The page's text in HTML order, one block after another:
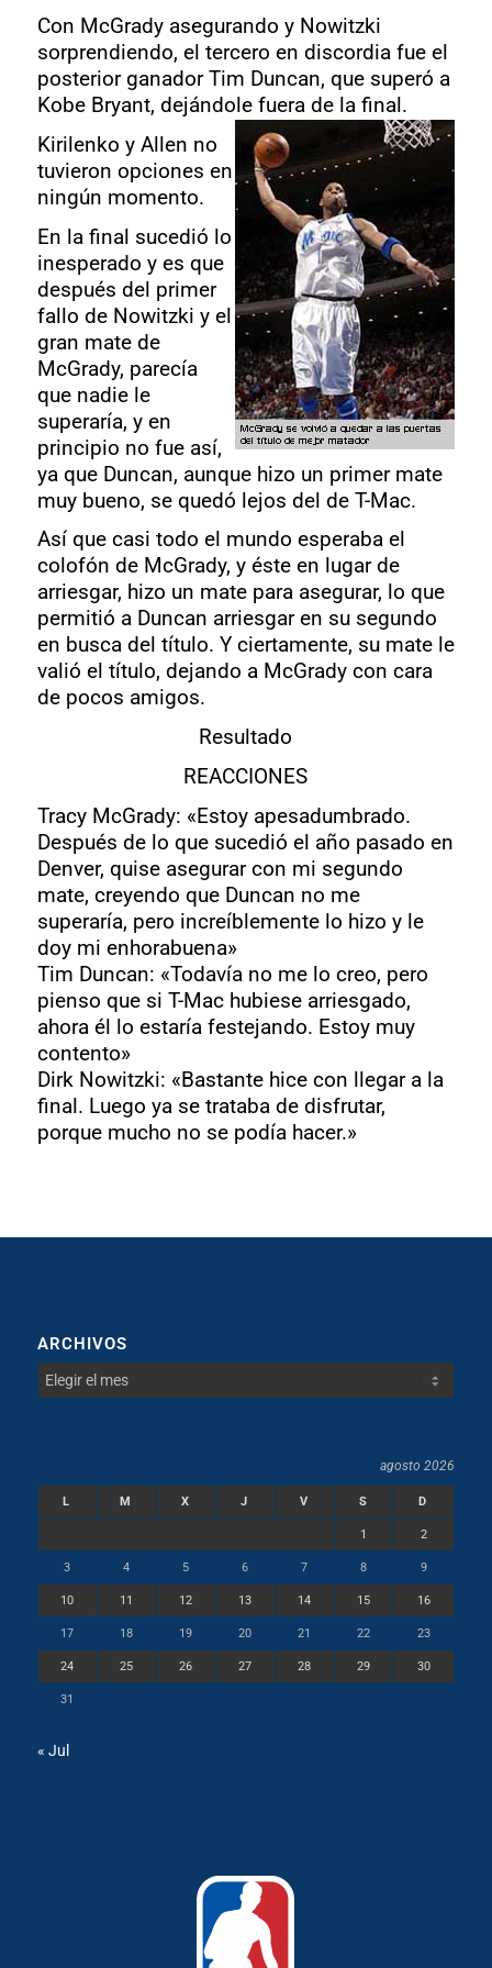
Con McGrady asegurando y Nowitzki
sorprendiendo, el tercero en discordia fue el
posterior ganador Tim Duncan, que superó a
Kobe Bryant, dejándolefuera de la final.
Kirilenko y Allen no
tuvieron opciones en
ningún momento.
En la final sucedió lo
inesperado y es que
después del primer
fallo de Nowitzki y el
gran mate de
McGrady, parecía
que nadie le
superaría, y en
principio no fue así,
ya que Duncan, aunque hizo un primer mate
muy bueno, se quedó lejos del de T-Mac.
Así que casi todo el mundo esperaba el
colofón de McGrady, y éste en lugar de
arriesgar, hizo un mate para asegurar, lo que
permitió a Duncan arriesgar en su segundo
en busca del título. Y ciertamente, su mate le
valió el título, dejando a McGrady con cara
de pocos amigos.
Resultado
REACCIONES
Tracy McGrady: «Estoy apesadumbrado.
Después de lo que sucedió el año pasado en
Denver, quise asegurar con mi segundo
mate, creyendo que Duncan no me
superaría, pero increíblemente lo hizo y le
doy mi enhorabuena»
Tim Duncan: «Todavía no me lo creo, pero
pienso que si T-Mac hubiese arriesgado,
ahora él lo estaría festejando. Estoy muy
contento»
Dirk Nowitzki: «Bastante hice con llegar a la
final. Luego ya se trataba de disfrutar,
porque mucho no se podía hacer.»
ARCHIVOS
agosto 2026
L M X J V S D
1 2
3 4 5 6 7 8 9
10 11 12 13 14 15 16
17 18 19 20 21 22 23
24 25 26 27 28 29 30
31
« Jul